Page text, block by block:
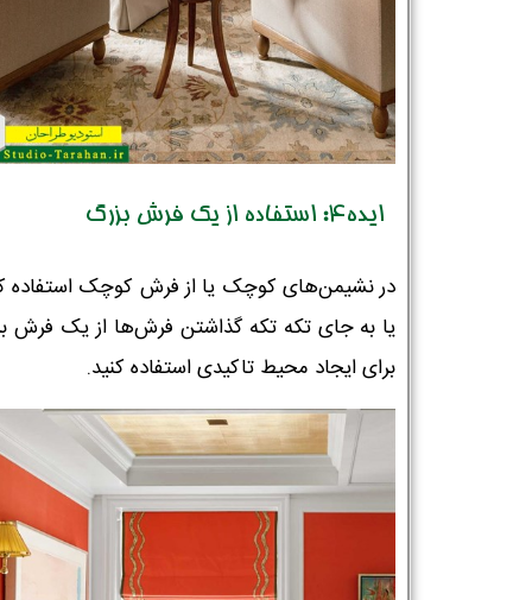
ایده4: استفاده از یک فرش بزرگ
در نشیمن‌های کوچک یا از فرش کوچک استفاده
یا به جای تکه تکه گذاشتن فرش‌ها از یک فرش
برای ایجاد محیط تاکیدی استفاده کنید.